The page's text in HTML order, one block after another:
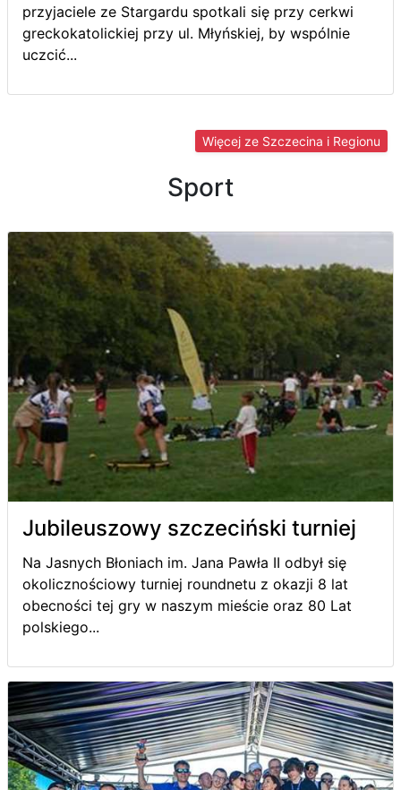
przyjaciele ze Stargardu spotkali się przy cerkwi
greckokatolickiej przy ul. Młyńskiej, by wspólnie
uczcić...
Więcej ze Szczecina i Regionu
Sport
Jubileuszowy szczeciński turniej
Na Jasnych Błoniach im. Jana Pawła II odbył się
okolicznościowy turniej roundnetu z okazji 8 lat
obecności tej gry w naszym mieście oraz 80 Lat
polskiego...